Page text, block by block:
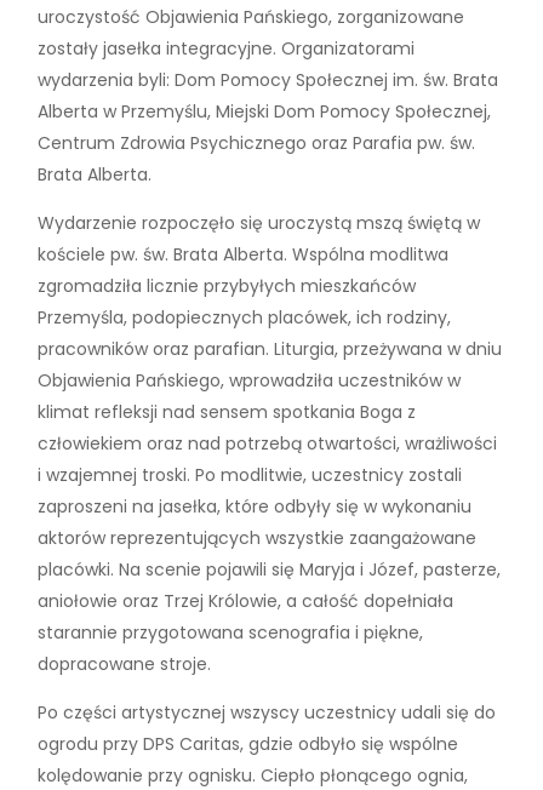
uroczystość Objawienia Pańskiego, zorganizowane
zostały jasełka integracyjne. Organizatorami
wydarzenia byli: Dom Pomocy Społecznej im. św. Brata
Alberta w Przemyślu, Miejski Dom Pomocy Społecznej,
Centrum Zdrowia Psychicznego oraz Parafia pw. św.
Brata Alberta.
Wydarzenie rozpoczęło się uroczystą mszą świętą w
kościele pw. św. Brata Alberta. Wspólna modlitwa
zgromadziła licznie przybyłych mieszkańców
Przemyśla, podopiecznych placówek, ich rodziny,
pracowników oraz parafian. Liturgia, przeżywana w dniu
Objawienia Pańskiego, wprowadziła uczestników w
klimat refleksji nad sensem spotkania Boga z
człowiekiem oraz nad potrzebą otwartości, wrażliwości
i wzajemnej troski. Po modlitwie, uczestnicy zostali
zaproszeni na jasełka, które odbyły się w wykonaniu
aktorów reprezentujących wszystkie zaangażowane
placówki. Na scenie pojawili się Maryja i Józef, pasterze,
aniołowie oraz Trzej Królowie, a całość dopełniała
starannie przygotowana scenografia i piękne,
dopracowane stroje.
Po części artystycznej wszyscy uczestnicy udali się do
ogrodu przy DPS Caritas, gdzie odbyło się wspólne
kolędowanie przy ognisku. Ciepło płonącego ognia,